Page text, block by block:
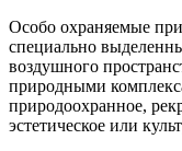
Особо охраняемые
специально
воздушного
природными
природоохранное,
эстетическое или